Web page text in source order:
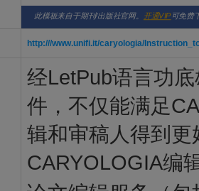
此模板来自于期刊/出版社官网。 开通VIP 可免费
http:///www.unifi.it/caryologia/
经LetPub语言功
件，不仅能满足
辑和审稿人得到
CARYOLOGIA编